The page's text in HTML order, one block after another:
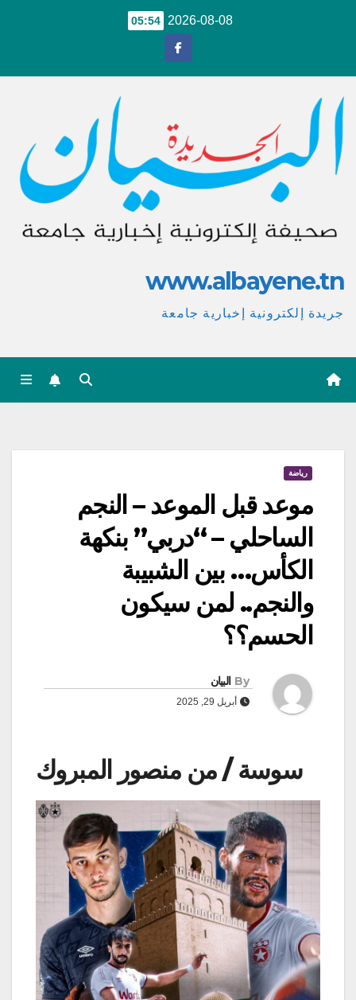
2026-08-08
05:54
www.albayene.tn
جريدة إلكترونية إخبارية جامعة
رياضة
موعد قبل الموعد – النجم
الساحلي – “دربي” بنكهة
الكأس… بين الشبيبة
والنجم.. لمن سيكون
الحسم؟؟
By البيان
أبريل 29, 2025
سوسة / من منصور المبروك